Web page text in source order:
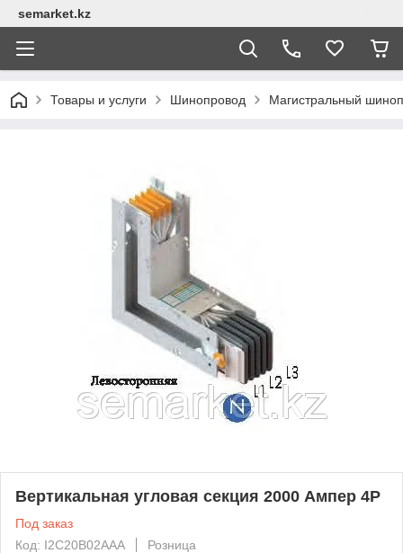
semarket.kz
Товары и услуги Шинопровод Магистральный
Вертикальная угловая секция 2000 Ампер 4Р
Под заказ
Код: I2C20В02AAA
Розница